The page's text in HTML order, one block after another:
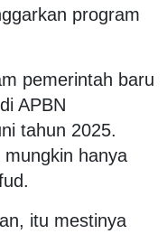
program
pemerintah baru
APBN
tahun 2025.
hanya
itu mestinya